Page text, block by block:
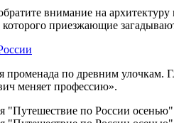
внимание на
приезжающие
променада по древним улочкам.
меняет профессию».